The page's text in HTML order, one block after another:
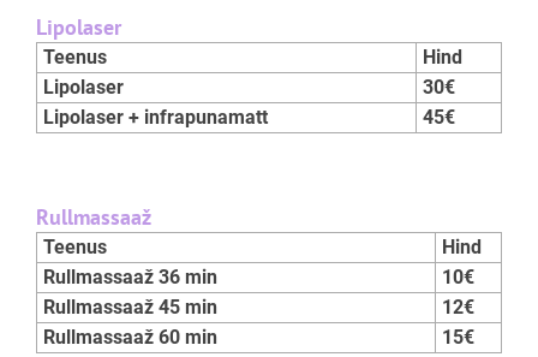
Lipolaser
Teenus
Hind
Lipolaser
30€
Lipolaser + infrapunamatt
45€
Rullmassaaž
Teenus
Hind
Rullmassaaž 36 min
10€
Rullmassaaž 45 min
12€
Rullmassaaž 60 min
15€